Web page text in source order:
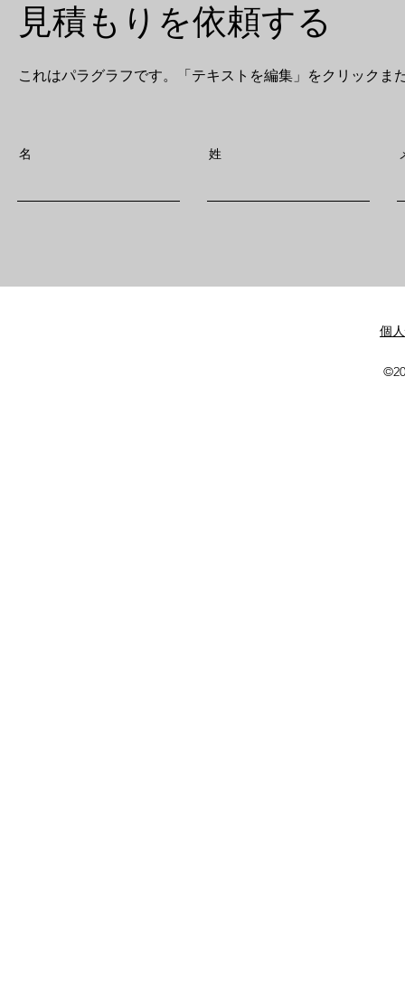
見積もりを依頼する
これはパラグラフです。「テキストを編集」をクリック
名 姓
個